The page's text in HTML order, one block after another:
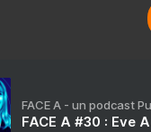
FACE A - un podcast
FACE A #30 : Eve